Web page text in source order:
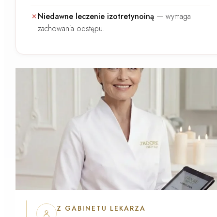
Niedawne leczenie izotretynoiną — wymaga
zachowania odstępu.
Z GABINETU LEKARZA